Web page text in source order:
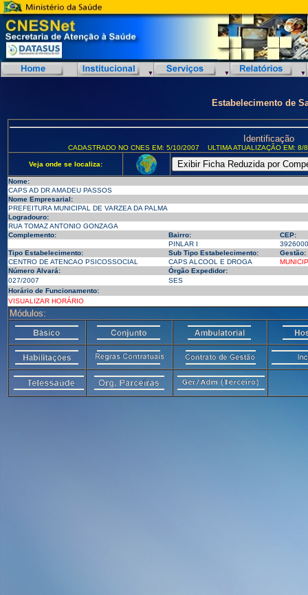
Estabelecimento de
Identificação
CADASTRADO NO CNES EM: 5/10/2007 ULTIMA ATUALIZAÇÃO EM:
Veja onde se localiza:
Nome:
CAPS AD DR AMADEU PASSOS
Nome Empresarial:
PREFEITURA MUNICIPAL DE VARZEA DA PALMA
Logradouro:
RUA TOMAZ ANTONIO GONZAGA
Complemento:
Bairro:
CEP:
PINLAR I
Tipo Estabelecimento:
Sub Tipo Estabelecimento:
Gestão:
CENTRO DE ATENCAO PSICOSSOCIAL
CAPS ALCOOL E DROGA
Número Alvará:
Órgão Expedidor:
027/2007
SES
Horário de Funcionamento:
VISUALIZAR HORÁRIO
Módulos: